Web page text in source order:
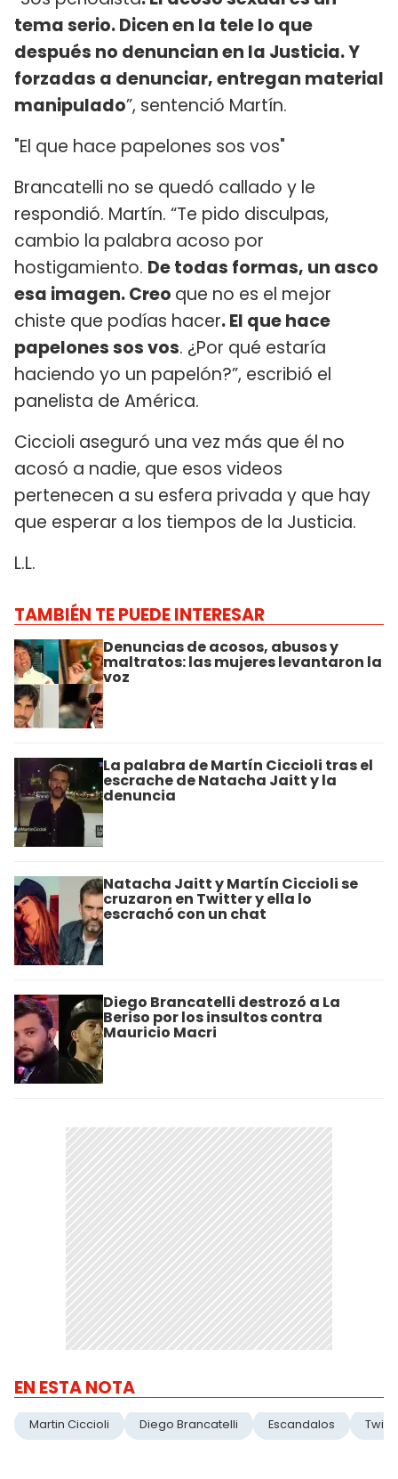
tema serio. Dicen en la tele lo que
después no denuncian en la Justicia. Y
forzadas a denunciar, entregan material
manipulado”, sentenció Martín.
"El que hace papelones sos vos"
Brancatelli no se quedó callado y le
respondió. Martín. “Te pido disculpas,
cambio la palabra acoso por
hostigamiento. De todas formas, un asco
esa imagen. Creo que no es el mejor
chiste que podías hacer. El que hace
papelones sos vos. ¿Por qué estaría
haciendo yo un papelón?”, escribió el
panelista de América.
Ciccioli aseguró una vez más que él no
acosó a nadie, que esos videos
pertenecen a su esfera privada y que hay
que esperar a los tiempos de la Justicia.
L.L.
TAMBIÉN TE PUEDE INTERESAR
Denuncias de acosos, abusos y
maltratos: las mujeres levantaron la
voz
La palabra de Martín Ciccioli tras el
escrache de Natacha Jaitt y la
denuncia
Natacha Jaitt y Martín Ciccioli se
cruzaron en Twitter y ella lo
escrachó con un chat
Diego Brancatelli destrozó a La
Beriso por los insultos contra
Mauricio Macri
EN ESTA NOTA
Martin Ciccioli Diego Brancatelli Escandalos